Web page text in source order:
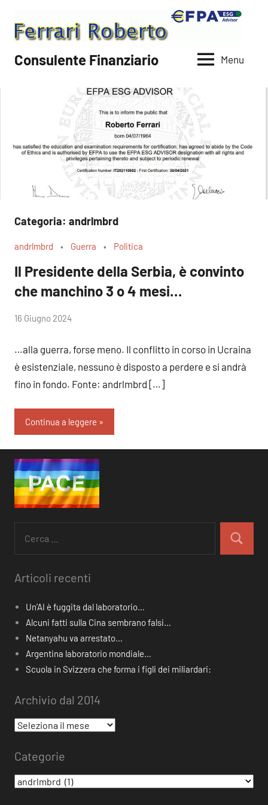
contenuto
Consulente Finanziario Menu
Categoria: andrlmbrd
andrlmbrd Guerra Politica
Il Presidente della Serbia, è convinto
che manchino 3 o 4 mesi…
di
16 Giugno 2024
…alla guerra, forse meno. Il conflitto in corso in Ucraina
è esistenziale, nessuno è disposto a perdere e si andrà
fino in fondo. Fonte: andrlmbrd […]
Continua a leggere
per:
Cerca
Articoli recenti
Un’AI è fuggita dal laboratorio…
Alcuni fatti sulla Cina sembrano falsi…
Netanyahu va arrestato…
Argentina laboratorio mondiale…
Scuola in Svizzera che forma i figli dei miliardari:
Archivio dal 2014
Archivio
2014
Categorie
Categorie